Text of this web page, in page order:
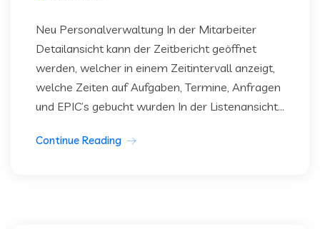
Neu Personalverwaltung In der Mitarbeiter
Detailansicht kann der Zeitbericht geöffnet
werden, welcher in einem Zeitintervall anzeigt,
welche Zeiten auf Aufgaben, Termine, Anfragen
und EPIC’s gebucht wurden In der Listenansicht...
Continue Reading